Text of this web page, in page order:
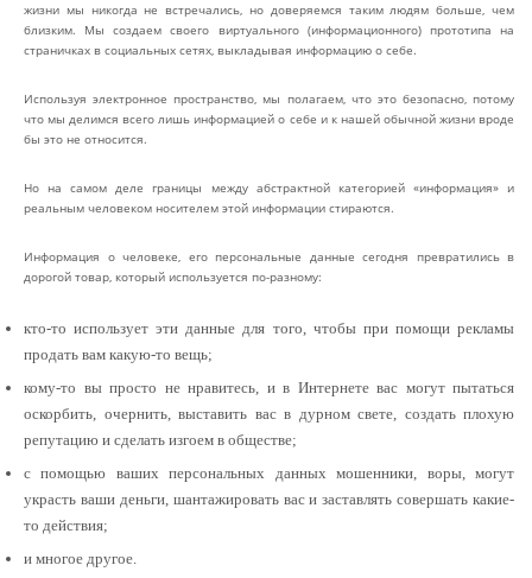
жизни мы никогда не встречались, но доверяемся таким людям больше, чем
близким. Мы создаем своего виртуального (информационного) прототипа на
страничках в социальных сетях, выкладывая информацию о себе.
Используя электронное пространство, мы полагаем, что это безопасно, потому
что мы делимся всего лишь информацией о себе и к нашей обычной жизни вроде
бы это не относится.
Но на самом деле границы между абстрактной категорией «информация» и
реальным человеком носителем этой информации стираются.
Информация о человеке, его персональные данные сегодня превратились в
дорогой товар, который используется по-разному:
кто-то использует эти данные для того, чтобы при помощи рекламы
продать вам какую-то вещь;
кому-то вы просто не нравитесь, и в Интернете вас могут пытаться
оскорбить, очернить, выставить вас в дурном свете, создать плохую
репутацию и сделать изгоем в обществе;
с помощью ваших персональных данных мошенники, воры, могут
украсть ваши деньги, шантажировать вас и заставлять совершать какие-
то действия;
и многое другое.